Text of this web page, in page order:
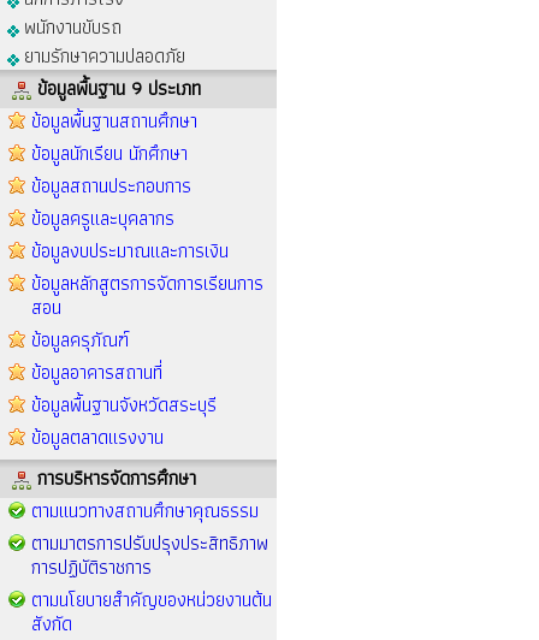
พนักงานขับรถ
ยามรักษาความปลอดภัย
ข้อมูลพื้นฐาน 9 ประเภท
ข้อมูลพื้นฐานสถานศึกษา
ข้อมูลนักเรียน นักศึกษา
ข้อมูลสถานประกอบการ
ข้อมูลครูและบุคลากร
ข้อมูลงบประมาณและการเงิน
ข้อมูลหลักสูตรการจัดการเรียนการ
สอน
ข้อมูลครุภัณฑ์
ข้อมูลอาคารสถานที่
ข้อมูลพื้นฐานจังหวัดสระบุรี
ข้อมูลตลาดแรงงาน
การบริหารจัดการศึกษา
ตามแนวทางสถานศึกษาคุณธรรม
ตามมาตรการปรับปรุงประสิทธิภาพ
การปฏิบัติราชการ
ตามนโยบายสำคัญของหน่วยงานต้น
สังกัด